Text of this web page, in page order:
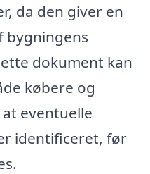
da den giver en
bygningens
dokument kan
købere og
eventuelle
identificeret, før